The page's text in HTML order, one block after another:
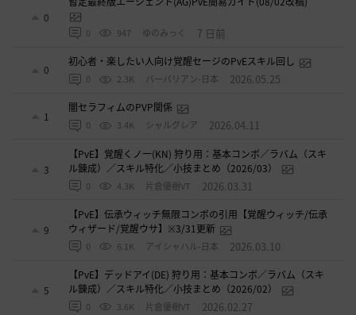
0
0 947 ゆのみっく 7 日前
0
初心者・楽したい人向け覚醒セージのPvEスキル回し
0 2.3K バ一バリアン-日本 2026.05.25
1
闇セラフィムのPVP関係
0 3.4K シャルグレア 2026.04.11
3
【PvE】覚醒くノ一(KN) 狩り用：基本コンボ／ラバム（スキ
ル錬成）／スキル特化／小技まとめ（2026/03）
0 4.3K 片倉優樹VT 2026.03.31
9
【PvE】伝承ウィッチ無限コンボの引用【覚醒ウィッチ/伝承
ウィザード/覚醒ウサ】※3/31更新
0 6.1K アイシャハル-日本 2026.03.10
5
【PvE】デッドアイ(DE) 狩り用：基本コンボ／ラバム（スキ
ル錬成）／スキル特化／小技まとめ（2026/02）
0 3.6K 片倉優樹VT 2026.02.27